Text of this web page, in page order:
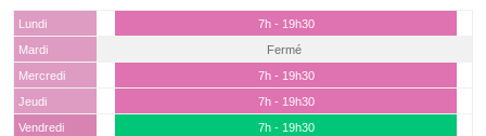
Lundi
7h - 19h30
Mardi
Fermé
Mercredi
7h - 19h30
Jeudi
7h - 19h30
Vendredi
7h - 19h30